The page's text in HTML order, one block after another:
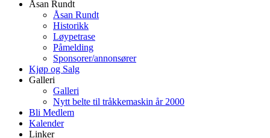
Åsan Rundt
Åsan Rundt
Historikk
Løypetrase
Påmelding
Sponsorer/annonsører
Kjøp og Salg
Galleri
Galleri
Nytt belte til tråkkemaskin år 2000
Bli Medlem
Kalender
Linker